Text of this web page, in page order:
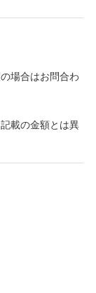
場合はお問合わ
載の金額とは異